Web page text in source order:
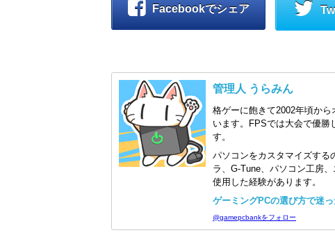
Facebookでシェア
管理人 うらみん
格ゲーに飽きて2002年頃か
います。FPSでは大会で優勝
す。
パソコンをカスタマイズする
ラ、G-Tune、パソコン工房
使用した経験があります。
ゲーミングPCの選び方で迷
@gamepcbankをフォロー